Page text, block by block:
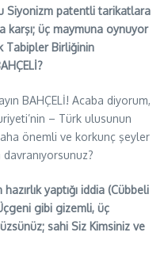
Siyonizm patentli tarikatlara
karşı; üç maymuna oynuyor
Tabipler Birliğinin
BAHÇELİ! Acaba diyorum,
– Türk ulusunun
önemli ve korkunç şeyler
yaptığı iddia (Cübbeli
gibi gizemli, üç
sahi Siz Kimsiniz ve